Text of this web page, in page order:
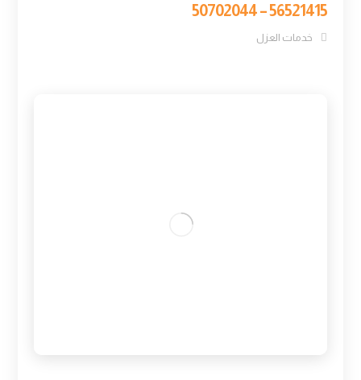
56521415 – 50702044
خدمات العزل